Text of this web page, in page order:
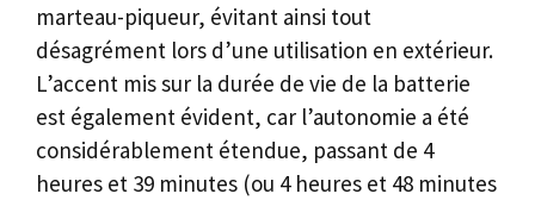
marteau-piqueur, évitant ainsi tout
désagrément lors d’une utilisation en extérieur.
L’accent mis sur la durée de vie de la batterie
est également évident, car l’autonomie a été
considérablement étendue, passant de 4
heures et 39 minutes (ou 4 heures et 48 minutes